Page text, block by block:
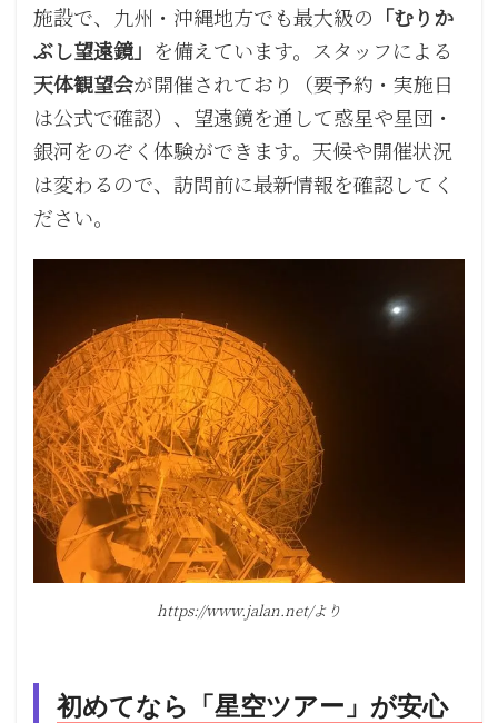
施設で、九州・沖縄地方でも最大級の 「むりか
ぶし望遠鏡」 を備えています。スタッフによる
天体観望会が開催されており（要予約・実施日
は公式で確認）、望遠鏡を通して惑星や星団・
銀河をのぞく体験ができます。天候や開催状況
は変わるので、訪問前に最新情報を確認してく
ださい。
https://www.jalan.net/より
初めてなら「星空ツアー」が安心